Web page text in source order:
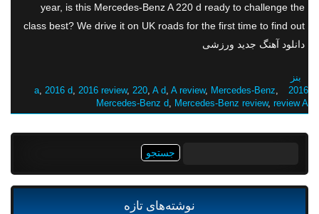
year, is this Mercedes-Benz A 220 d ready to challenge the
class best? We drive it on UK roads for the first time to find out
دانلود آهنگ جدید ورزشی
2016 a
,2016 d,2016 review,220,A d,A review,Mercedes-Benz
Mercedes-Benz d,Mercedes-Benz review,review A
نوشته‌های تازه